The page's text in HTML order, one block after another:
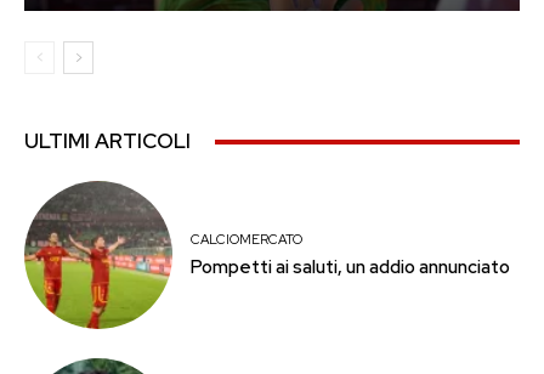
ULTIMI ARTICOLI
CALCIOMERCATO
Pompetti ai saluti, un addio annunciato